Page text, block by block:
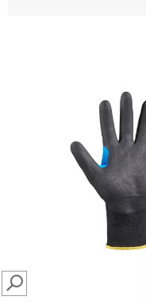
SEARCH